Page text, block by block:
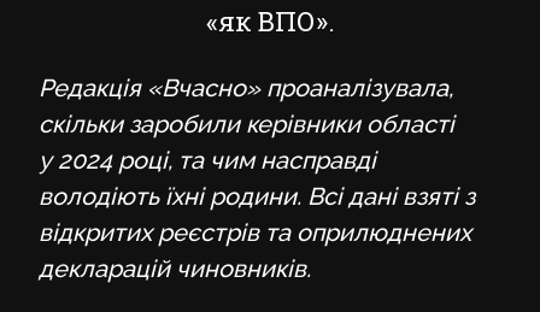
«як ВПО».
Редакція «Вчасно» проаналізувала,
скільки заробили керівники області
у 2024 році, та чим насправді
володіють їхні родини. Всі дані взяті з
відкритих реєстрів та оприлюднених
декларацій чиновників.